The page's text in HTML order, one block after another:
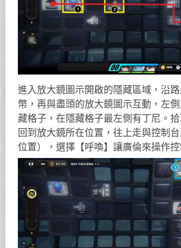
進入放大鏡圖示開啟的隱藏區域，沿
幣，再與盡頭的放大鏡圖示互動，左
藏格子，在隱藏格子最左側有丁尼。
回到放大鏡所在位置，往上走與控制
位置），選擇【呼喚】讓廣倫來操作控